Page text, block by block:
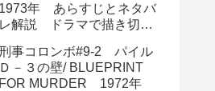
1973年 あらすじとネタバ
レ解説 ドラマで描き切れ
読み解く
事コロンボ#9-2 パイル
Ｄ－３の壁/ BLUEPRINT
FOR MURDER 1972年